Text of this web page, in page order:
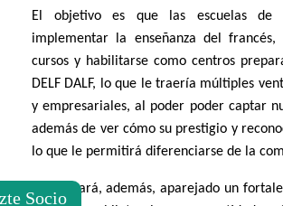
El objetivo es que las escuelas de
implementar la enseñanza del francés,
cursos y habilitarse como centros
DELF DALF, lo que le traería múltiples
y empresariales, al poder poder captar
además de ver cómo su prestigio y
lo que le permitirá diferenciarse de la
Ello llevará, además, aparejado un
Socio